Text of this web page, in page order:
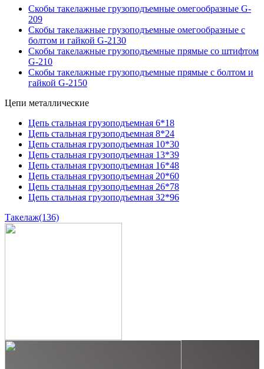
Скобы такелажные грузоподъемные омегообразные G-
209
Скобы такелажные грузоподъемные омегообразные с
болтом и гайкой G-2130
Скобы такелажные грузоподъемные прямые со штифтом
G-210
Скобы такелажные грузоподъемные прямые с болтом и
гайкой G-2150
Цепи металлические
Цепь стальная грузоподъемная 6*18
Цепь стальная грузоподъемная 8*24
Цепь стальная грузоподъемная 10*30
Цепь стальная грузоподъемная 13*39
Цепь стальная грузоподъемная 16*48
Цепь стальная грузоподъемная 20*60
Цепь стальная грузоподъемная 26*78
Цепь стальная грузоподъемная 32*96
Такелаж(136)